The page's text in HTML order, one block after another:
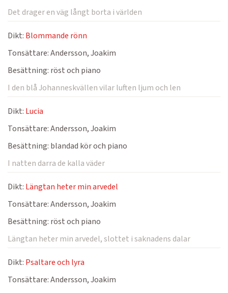
Det drager en väg långt borta i världen
Dikt: Blommande rönn
Tonsättare:Andersson, Joakim
Besättning: röst och piano
I den blå Johanneskvällen vilar luften ljum och len
Dikt: Lucia
Tonsättare:Andersson, Joakim
Besättning: blandad kör och piano
I natten darra de kalla väder
Dikt: Längtan heter min arvedel
Tonsättare:Andersson, Joakim
Besättning: röst och piano
Längtan heter min arvedel, slottet i saknadens dalar
Dikt: Psaltare och lyra
Tonsättare:Andersson, Joakim